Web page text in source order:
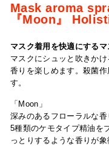
Mask aroma
『Moon』
マスク着用を快適にする
マスクにシュッと吹きか
香りを楽しめます。殺菌
す 。
「Moon」
深みのあるフローラルな香
5種類のケモタイプ精油を
っとりするような香りが